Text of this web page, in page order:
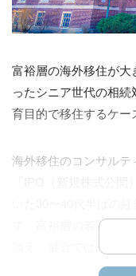
富裕層の海外移住が
ったシニア世代の相
育目的で移住するケー
海外移住のコンサルテ
「IPO（新規株式公開
す。富裕層の若返り
加え、最近では米ハ